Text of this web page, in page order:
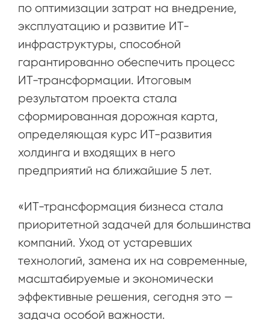
по оптимизации затрат на внедрение,
эксплуатацию и развитие ИТ-
инфраструктуры, способной
гарантированно обеспечить процесс
ИТ-трансформации. Итоговым
результатом проекта стала
сформированная дорожная карта,
определяющая курс ИТ-развития
холдинга и входящих в него
предприятий на ближайшие 5 лет.
«ИТ-трансформация бизнеса стала
приоритетной задачей для большинства
компаний. Уход от устаревших
технологий, замена их на современные,
масштабируемые и экономически
эффективные решения, сегодня это —
задача особой важности.